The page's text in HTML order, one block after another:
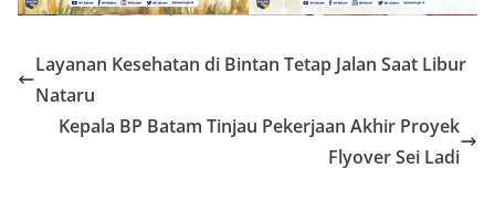
Layanan Kesehatan di Bintan Tetap Jalan Saat Libur
Nataru
Kepala BP Batam Tinjau Pekerjaan Akhir Proyek
Flyover Sei Ladi